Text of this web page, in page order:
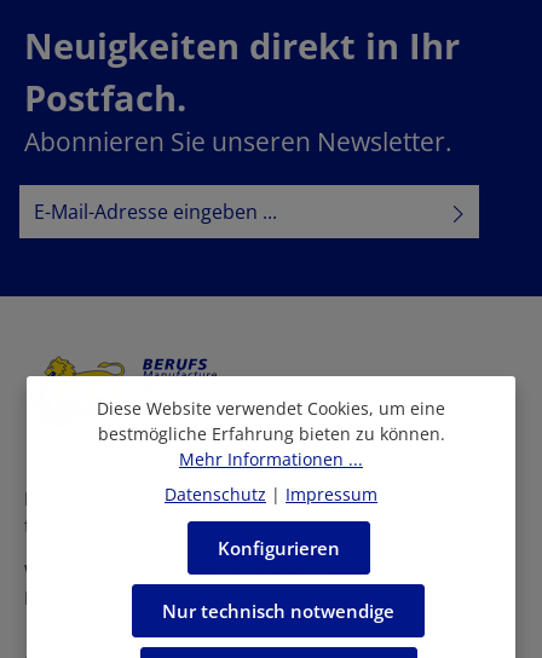
Neuigkeiten direkt in Ihr
Postfach.
Abonnieren Sie unseren Newsletter.
E-Mail-Adresse*
Ich habe dieDatenschutzbestimmungenzur Kenntnis
Bei uns finden Sie eine grosse Auswahl an Arbeitskleidern
für viele Berufe und Branchen.
Wir beraten Sie persönlich in allen Fragen rund um die
Einkleidung Ihrer Mitarbeiter.
Diese Website verwendet Cookies, um eine
bestmögliche Erfahrung bieten zu können.
Mehr Informationen ...
Datenschutz | Impressum
Nur technisch notwendige
Konfigurieren